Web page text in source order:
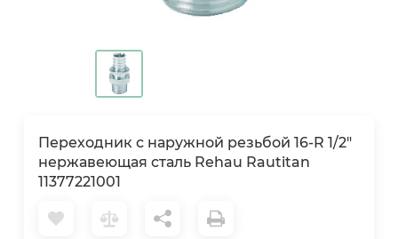
Переходник с наружной резьбой 16-R 1/2"
нержавеющая сталь Rehau Rautitan
11377221001